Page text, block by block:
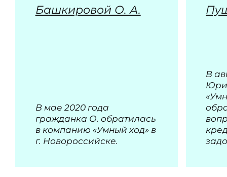
Башкировой О. А.
В мае 2020 года
гражданка О. обратилась
в компанию «Умный ход» в
г. Новороссийске.
В